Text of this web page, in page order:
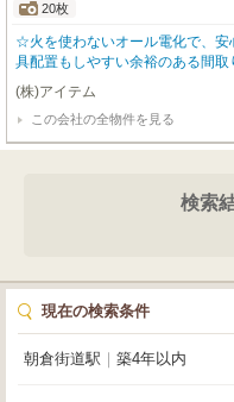
20枚
☆火を使わないオール電化で、
具配置もしやすい余裕のある間
ニーへ直行できる家事動線良好
お住まいだったため、室内はきれ
統一感のある上質な住空間が広
んな段階でもOKです！ローンの
(株)アイテム
この会社の全物件を見る
検索
現在の検索条件
朝倉街道駅 築4年以内